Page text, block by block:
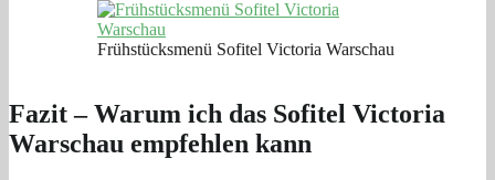
Frühstücksmenü Sofitel Victoria Warschau
Fazit – Warum ich das Sofitel Victoria
Warschau empfehlen kann